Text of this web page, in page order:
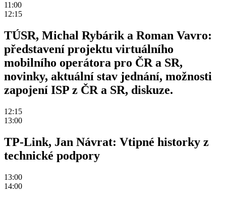
11:00
12:15
TÚSR, Michal Rybárik a Roman Vavro:
představení projektu virtuálního
mobilního operátora pro ČR a SR,
novinky, aktuální stav jednání, možnosti
zapojení ISP z ČR a SR, diskuze.
12:15
13:00
TP-Link, Jan Návrat: Vtipné historky z
technické podpory
13:00
14:00